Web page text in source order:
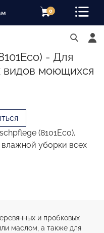
0
- Для
видов моющихся
(8101Eco),
уборки всех
и пробковых
маслом, а также для